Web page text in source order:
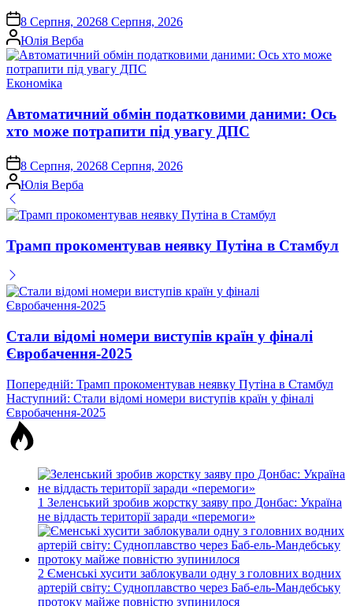
on8 Серпня, 20268 Серпня, 2026
Опубліковано
Юлія Верба
Опублікувати
Економіка
Автоматичний обмін податковими даними: Ось
хто може потрапити під увагу ДПС
on8 Серпня, 20268 Серпня, 2026
Опубліковано
Юлія Верба
Трамп прокоментував неявку Путіна в Стамбул
Стали відомі номери виступів країн у фіналі
Євробачення-2025
Навігація
записів
Попередній: Трамп прокоментував неявку Путіна в Стамбул
Наступний: Стали відомі номери виступів країн у фіналі
Євробачення-2025
1 Зеленський зробив жорстку заяву про Донбас: Україна
не віддасть території заради «перемоги»
2 Єменські хусити заблокували одну з головних водних
артерій світу: Судноплавство через Баб-ель-Мандебську
протоку майже повністю зупинилося